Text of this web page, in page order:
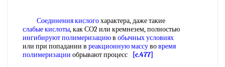
Соединения кислогохарактера, даже такие
слабые кислоты, как СО2 или кремнезем, полностью
ингибируют полимеризациюв обычных условиях
или при попадании в реакционную массувовремя
полимеризации обрывают процесс
[c.477]